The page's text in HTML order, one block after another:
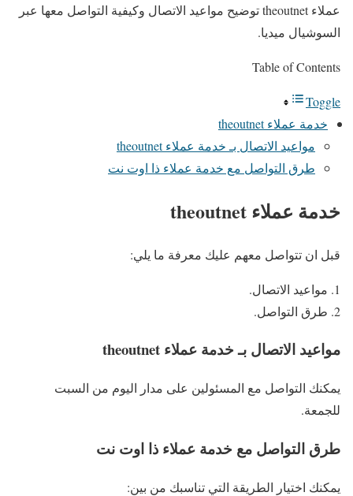
عملاء theoutnet توضيح مواعيد الاتصال وكيفية التواصل معها عبر
السوشيال ميديا.
Table of Contents
Toggle
خدمة عملاء theoutnet
مواعيد الاتصال بـ خدمة عملاء theoutnet
طرق التواصل مع خدمة عملاء ذا اوت نت
خدمة عملاء theoutnet
قبل ان تتواصل معهم عليك معرفة ما يلي:
مواعيد الاتصال.
طرق التواصل.
مواعيد الاتصال بـ خدمة عملاء theoutnet
يمكنك التواصل مع المسئولين على مدار اليوم من السبت
للجمعة.
طرق التواصل مع خدمة عملاء ذا اوت نت
يمكنك اختيار الطريقة التي تناسبك من بين: